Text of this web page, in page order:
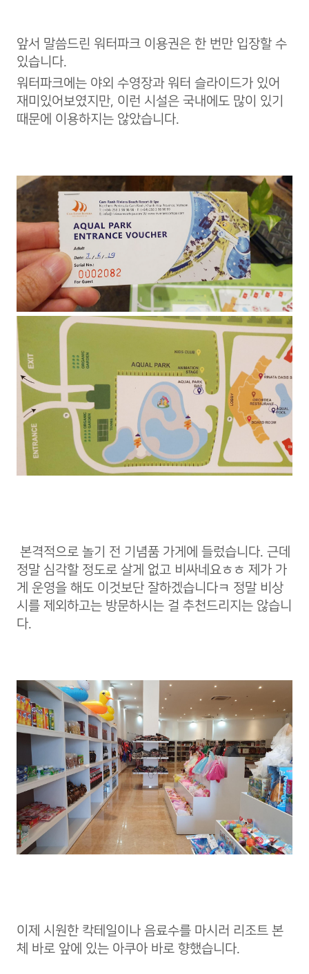
앞서 말씀드린 워터파크 이용권은 한 번만 입장할 수
있습니다.
워터파크에는 야외 수영장과 워터 슬라이드가 있어
재미있어보였지만, 이런 시설은 국내에도 많이 있기
때문에 이용하지는 않았습니다.
본격적으로 놀기 전 기념품 가게에 들렀습니다. 근데
정말 심각할 정도로 살게 없고 비싸네요ㅎㅎ 제가 가
게 운영을 해도 이것보단 잘하겠습니다ㅋ 정말 비상
시를 제외하고는 방문하시는 걸 추천드리지는 않습니
다.
이제 시원한 칵테일이나 음료수를 마시러 리조트 본
체 바로 앞에 있는 아쿠아 바로 향했습니다.